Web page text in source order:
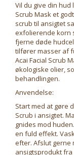
Vil du give din hud
Scrub Mask et
scrub til ansigtet
exfolierende korn
fjerne døde
tilfører masser af
Acai Facial Scrub
økologiske olier,
behandlingen.
Anvendelse:
Start med at gøre
Scrub i ansigtet.
gnides mod
en fuld effekt.
efter. Afslut gerne
ansigtsprodukt fra